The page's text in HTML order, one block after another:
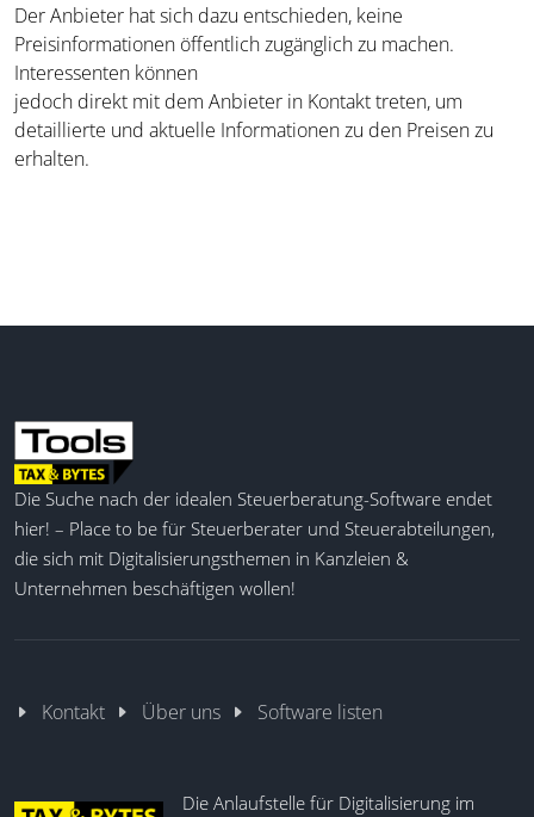
Der Anbieter hat sich dazu entschieden, keine
Preisinformationen öffentlich zugänglich zu machen.
Interessenten können
jedoch direkt mit dem Anbieter in Kontakt treten, um
detaillierte und aktuelle Informationen zu den Preisen zu
erhalten.
Die Suche nach der idealen Steuerberatung-Software endet
hier! – Place to be für Steuerberater und Steuerabteilungen,
die sich mit Digitalisierungsthemen in Kanzleien &
Unternehmen beschäftigen wollen!
Kontakt Über uns Software listen
Die Anlaufstelle für Digitalisierung im